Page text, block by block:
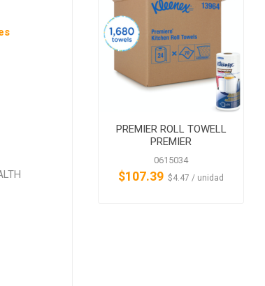
PREMIER ROLL TOWELL
PREMIER
0615034
$107.39 ‏‏‎ ‎‏‏‎ ‎$4.47 / unidad